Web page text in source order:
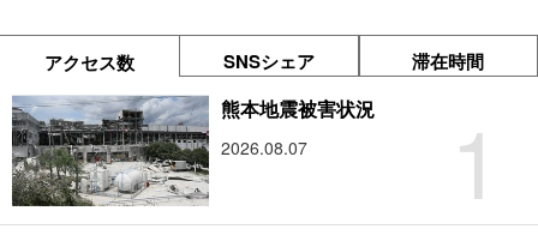
アクセス数 SNSシェア 滞在時間
1
熊本地震被害状況
2026.08.07